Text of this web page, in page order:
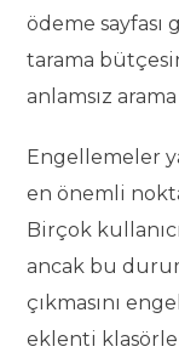
ödeme
tarama
anlamsız
Engellemeler
en önemli
Birçok
ancak bu
çıkmasını
eklenti